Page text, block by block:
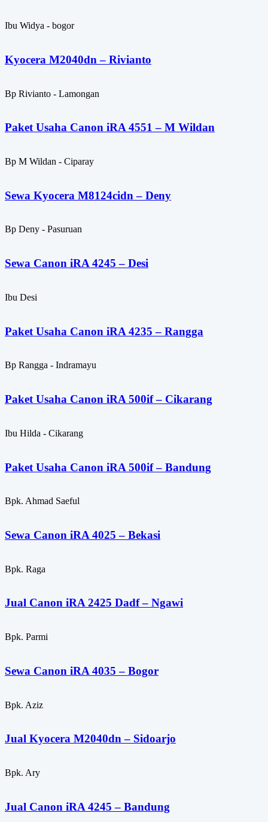
Ibu Widya - bogor
Kyocera M2040dn – Rivianto
Bp Rivianto - Lamongan
Paket Usaha Canon iRA 4551 – M Wildan
Bp M Wildan - Ciparay
Sewa Kyocera M8124cidn – Deny
Bp Deny - Pasuruan
Sewa Canon iRA 4245 – Desi
Ibu Desi
Paket Usaha Canon iRA 4235 – Rangga
Bp Rangga - Indramayu
Paket Usaha Canon iRA 500if – Cikarang
Ibu Hilda - Cikarang
Paket Usaha Canon iRA 500if – Bandung
Bpk. Ahmad Saeful
Sewa Canon iRA 4025 – Bekasi
Bpk. Raga
Jual Canon iRA 2425 Dadf – Ngawi
Bpk. Parmi
Sewa Canon iRA 4035 – Bogor
Bpk. Aziz
Jual Kyocera M2040dn – Sidoarjo
Bpk. Ary
Jual Canon iRA 4245 – Bandung